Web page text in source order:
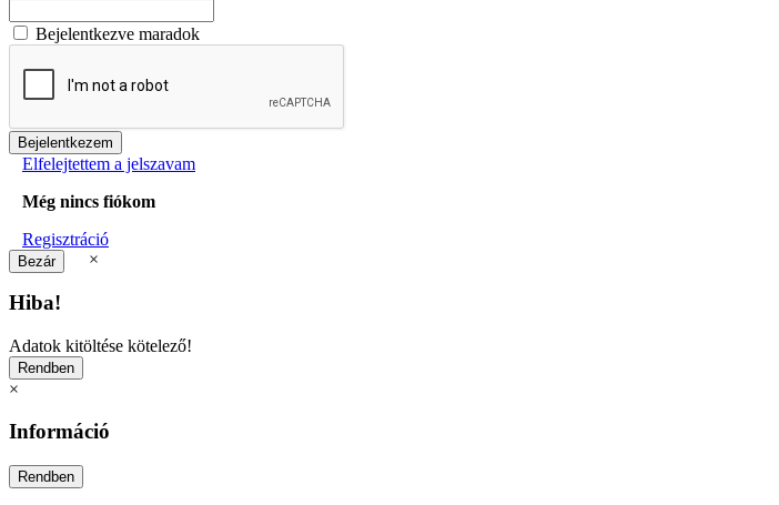
Bejelentkezve maradok
Elfelejtettem a jelszavam
Még nincs fiókom
Regisztráció
×
Hiba!
Adatok kitöltése kötelező!
×
Információ